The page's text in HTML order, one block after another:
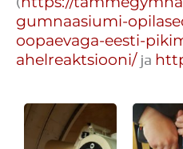
gumnaasiumi-
oopaevaga-eesti-
ahelreaktsiooni/ja